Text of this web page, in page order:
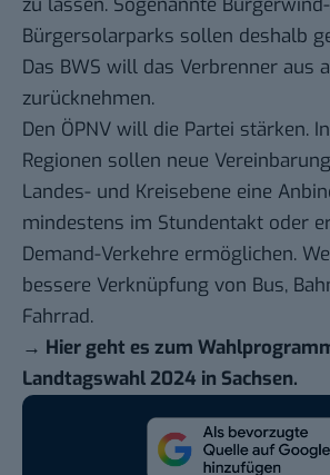
zu lassen. Sogenannte
Bürgersolarparks sollen deshalb
Das BWS will das Verbrenner aus
zurücknehmen.
Den ÖPNV will die Partei stärken.
Regionen sollen neue
Landes- und Kreisebene eine
mindestens im Stundentakt oder
Demand-Verkehre ermöglichen.
bessere Verknüpfung von Bus,
Fahrrad.
→ Hier geht es zum
Landtagswahl 2024 in Sachsen.